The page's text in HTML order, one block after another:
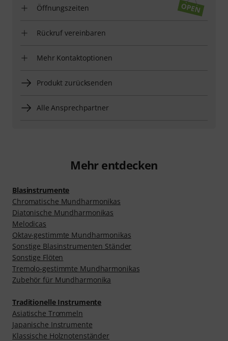
Öffnungszeiten
Rückruf vereinbaren
Mehr Kontaktoptionen
Produkt zurücksenden
Alle Ansprechpartner
Mehr entdecken
Blasinstrumente
Chromatische Mundharmonikas
Diatonische Mundharmonikas
Melodicas
Oktav-gestimmte Mundharmonikas
Sonstige Blasinstrumenten Ständer
Sonstige Flöten
Tremolo-gestimmte Mundharmonikas
Zubehör für Mundharmonika
Traditionelle Instrumente
Asiatische Trommeln
Japanische Instrumente
Klassische Holznotenständer